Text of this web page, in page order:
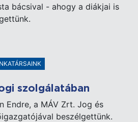
bácsival - ahogy a diákjai is
szolgálatában
Endre, a MÁV Zrt. Jog és
beszélgettünk.